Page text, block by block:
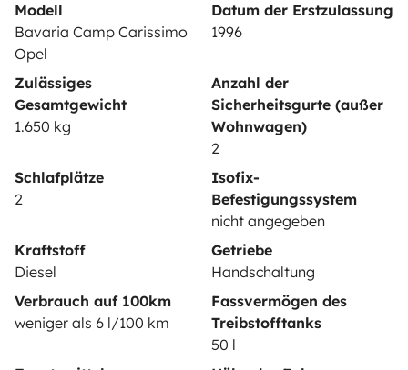
Modell
Bavaria Camp Carissimo
Opel
Datum der Erstzulassung
1996
Zulässiges
Gesamtgewicht
1.650 kg
Anzahl der
Sicherheitsgurte (außer
Wohnwagen)
2
Schlafplätze
2
Isofix-
Befestigungssystem
nicht angegeben
Kraftstoff
Diesel
Getriebe
Handschaltung
Verbrauch auf 100km
weniger als 6 l/100 km
Fassvermögen des
Treibstofftanks
50 l
Wohnmobil vermieten
Mietvertrag
Mietversicherung
Mietpannenhilfe
Sichere Zahlungsweisen Ratenzahlung
Herunterladen im
Verfügbar auf